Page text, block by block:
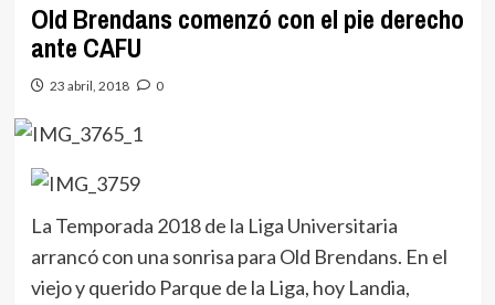
Old Brendans comenzó con el pie derecho
ante CAFU
23 abril, 2018 0
La Temporada 2018 de la Liga Universitaria
arrancó con una sonrisa para Old Brendans. En el
viejo y querido Parque de la Liga, hoy Landia,